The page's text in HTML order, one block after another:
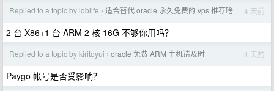
Replied to a topic by idblife › 适合替代 oracle 永久免费的 vps 推荐啥 4 天前
2 台 X86+1 台 ARM 2 核 16G 不够你用吗？
Replied to a topic by kiritoyui › oracle 免费 ARM 主机请及时 4 天前
Paygo 帐号是否受影响？